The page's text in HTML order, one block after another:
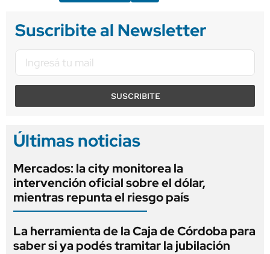
Suscribite al Newsletter
SUSCRIBITE
Últimas noticias
Mercados: la city monitorea la
intervención oficial sobre el dólar,
mientras repunta el riesgo país
La herramienta de la Caja de Córdoba para
saber si ya podés tramitar la jubilación